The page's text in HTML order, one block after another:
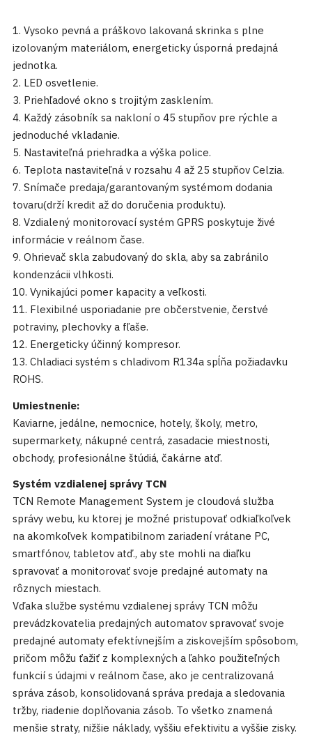
1. Vysoko pevná a práškovo lakovaná skrinka s plne
izolovaným materiálom, energeticky úsporná predajná
jednotka.
2. LED osvetlenie.
3. Priehľadové okno s trojitým zasklením.
4. Každý zásobník sa nakloní o 45 stupňov pre rýchle a
jednoduché vkladanie.
5. Nastaviteľná priehradka a výška police.
6. Teplota nastaviteľná v rozsahu 4 až 25 stupňov Celzia.
7. Snímače predaja/garantovaným systémom dodania
tovaru(drží kredit až do doručenia produktu).
8. Vzdialený monitorovací systém GPRS poskytuje živé
informácie v reálnom čase.
9. Ohrievač skla zabudovaný do skla, aby sa zabránilo
kondenzácii vlhkosti.
10. Vynikajúci pomer kapacity a veľkosti.
11. Flexibilné usporiadanie pre občerstvenie, čerstvé
potraviny, plechovky a fľaše.
12. Energeticky účinný kompresor.
13. Chladiaci systém s chladivom R134a spĺňa požiadavku
ROHS.
Umiestnenie:
Kaviarne, jedálne, nemocnice, hotely, školy, metro,
supermarkety, nákupné centrá, zasadacie miestnosti,
obchody, profesionálne štúdiá, čakárne atď.
Systém vzdialenej správy TCN
TCN Remote Management System je cloudová služba
správy webu, ku ktorej je možné pristupovať odkiaľkoľvek
na akomkoľvek kompatibilnom zariadení vrátane PC,
smartfónov, tabletov atď., aby ste mohli na diaľku
spravovať a monitorovať svoje predajné automaty na
rôznych miestach.
Vďaka službe systému vzdialenej správy TCN môžu
prevádzkovatelia predajných automatov spravovať svoje
predajné automaty efektívnejším a ziskovejším spôsobom,
pričom môžu ťažiť z komplexných a ľahko použiteľných
funkcií s údajmi v reálnom čase, ako je centralizovaná
správa zásob, konsolidovaná správa predaja a sledovania
tržby, riadenie doplňovania zásob. To všetko znamená
menšie straty, nižšie náklady, vyššiu efektivitu a vyššie zisky.